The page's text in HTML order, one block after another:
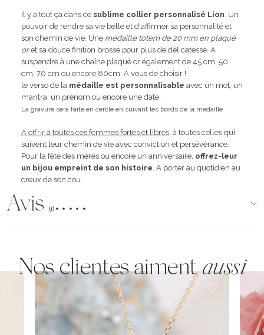
Il y a tout ça dans ce sublime collier personnalisé Lion . Un
pouvoir de rendre sa vie belle et d'affirmer sa personnalité et
son chemin de vie. Une médaille totem de 20 mm en plaqué
oret sa douce finition brossé pour plus de délicatesse. A
suspendre à une chaîne plaqué or également de 45 cm, 50
cm, 70 cm ou encore 80cm. A vous de choisir !
le verso de la médaille est personnalisable avec un mot, un
mantra, un prénom ou encore une date.
La gravure sera faite en cercle en suivant les bords de la médaille
A offrir à toutes ces femmes fortes et libres , à toutes celles qui
suivent leur chemin de vie avec conviction et persévérance.
Pour la fête des mères ou encore un anniversaire, offrez-leur
un bijou empreint de son histoire . A porter au quotidien au
creux de son cou.
Avis (96)
Nos clientes aimentaussi